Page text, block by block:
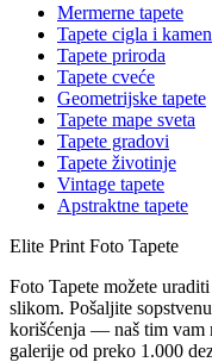
Mermerne tapete
Tapete cigla i kamen
Tapete priroda
Tapete cveće
Geometrijske tapete
Tapete mape sveta
Tapete gradovi
Tapete životinje
Vintage tapete
Apstraktne tapete
Elite Print Foto Tapete
Foto Tapete možete
slikom. Pošaljite
korišćenja — naš tim vam
galerije od preko 1.000